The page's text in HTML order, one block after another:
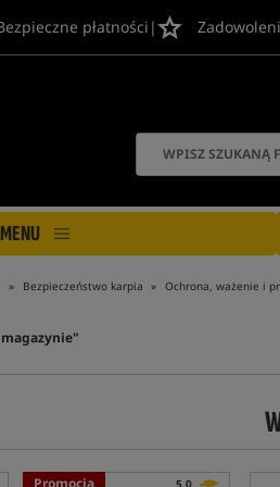
płatności |
MENU
Bezpieczeństwo karpia Ochrona, ważenie i
Promocja 5,0